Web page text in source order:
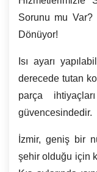
Sorunu mu Var?
Dönüyor!
Isı ayarı
derecede tutan
parça
güvencesindedir.
İzmir, geniş bir
şehir olduğu için